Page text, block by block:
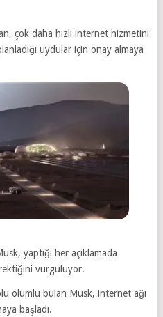
çok daha hızlı internet hizmetini
uydular için onay almaya
yaptığı her açıklamada
vurguluyor.
olumlu bulan Musk, internet ağı
başladı.